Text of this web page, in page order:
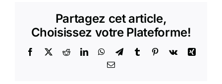
Partagez cet article,
Choisissez votre Plateforme!
Facebook
X RedditLinkedInWhatsApp
TelegramTumblr Pinterest
Vk
Xing
Email